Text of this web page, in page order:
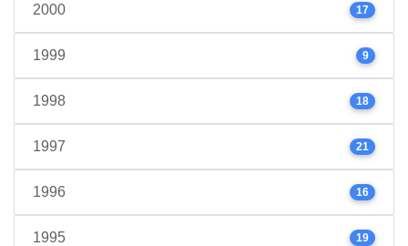
2000 17
1999 9
1998 18
1997 21
1996 16
1995 19